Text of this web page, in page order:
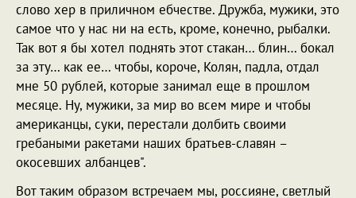
слово хер в приличном ебчестве. Дружба, мужики, это
самое что у нас ни на есть, кроме, конечно, рыбалки.
Так вот я бы хотел поднять этот стакан… блин… бокал
за эту… как ее… чтобы, короче, Колян, падла, отдал
мне 50 рублей, которые занимал еще в прошлом
месяце. Ну, мужики, за мир во всем мире и чтобы
американцы, суки, перестали долбить своими
гребаными ракетами наших братьев-славян –
окосевших албанцев".
Вот таким образом встречаем мы, россияне, светлый